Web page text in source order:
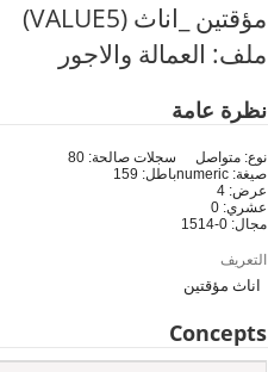
مؤقتين _اناث (VALUE5)
ملف: العمالة والاجور
نظرة عامة
نوع: متواصل
صيغة: numeric
عرض: 4
عشري: 0
مجال: 0-1514
سجلات صالحة: 80
باطل: 159
التعريف
اناث مؤقتين
Concepts